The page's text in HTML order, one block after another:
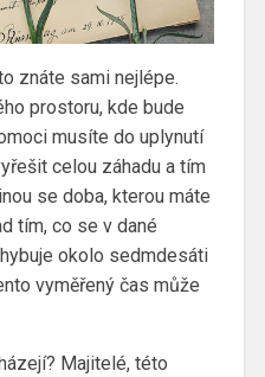
znáte sami nejlépe.
prostoru, kde bude
musíte do uplynutí
celou záhadu a tím
se doba, kterou máte
tím, co se v dané
okolo sedmdesáti
vyměřený čas může
Majitelé, této